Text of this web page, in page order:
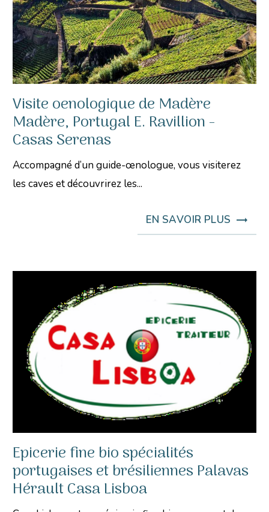
Visite oenologique de Madère
Madère, Portugal E. Ravillion -
Casas Serenas
Accompagné d’un guide-œnologue, vous visiterez
les caves et découvrirez les...
EN SAVOIR PLUS
Epicerie fine bio spécialités
portugaises et brésiliennes Palavas
Hérault Casa Lisboa